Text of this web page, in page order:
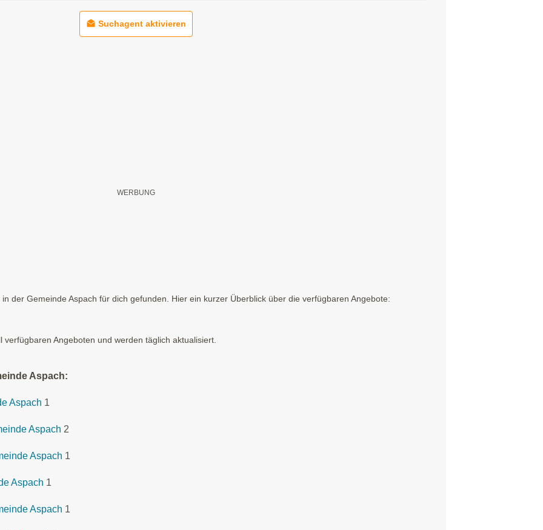
Suchagent aktivieren
der Gemeinde Aspach für dich gefunden. Hier ein kurzer Überblick über die verfügbaren Angebote:
Angeboten und werden täglich aktualisiert.
Aspach:
Aspach 1
Aspach 2
Aspach 1
Aspach 1
Aspach 1